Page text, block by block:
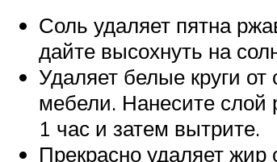
Соль удаляет пятна
дайте высохнуть на
Удаляет белые круги
мебели. Нанесите слой
1 час и затем вытрите.
Прекрасно удаляет